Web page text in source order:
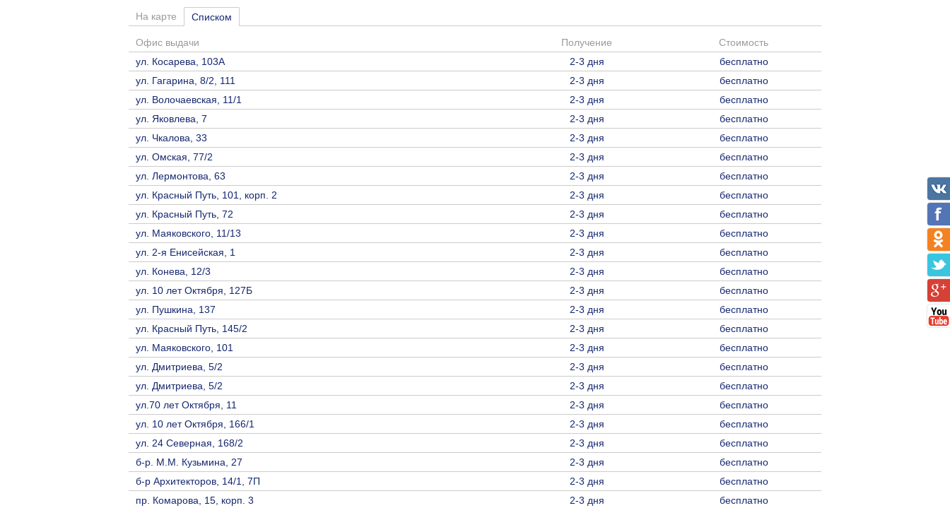
На карте Списком
Офис выдачи Получение
Стоимость
ул. Косарева, 103А
2-3 дня
бесплатно
ул. Гагарина, 8/2, 111
2-3 дня
бесплатно
ул. Волочаевская, 11/1
2-3 дня
бесплатно
ул. Яковлева, 7
2-3 дня
бесплатно
ул. Чкалова, 33
2-3 дня
бесплатно
ул. Омская, 77/2
2-3 дня
бесплатно
ул. Лермонтова, 63
2-3 дня
бесплатно
ул. Красный Путь, 101, корп. 2
2-3 дня
бесплатно
ул. Красный Путь, 72
2-3 дня
бесплатно
ул. Маяковского, 11/13
2-3 дня
бесплатно
ул. ​2-я Енисейская, 1
2-3 дня
бесплатно
ул. Конева, 12/3
2-3 дня
бесплатно
ул. 10 лет Октября, 127Б
2-3 дня
бесплатно
ул. Пушкина, 137
2-3 дня
бесплатно
ул. Красный Путь, 145/2
2-3 дня
бесплатно
ул. Маяковского, 101
2-3 дня
бесплатно
ул. Дмитриева, 5/2
2-3 дня
бесплатно
ул. Дмитриева, 5/2
2-3 дня
бесплатно
ул.70 лет Октября, 11
2-3 дня
бесплатно
ул. 10 лет Октября, 166/1
2-3 дня
бесплатно
ул. 24 Северная, 168/2
2-3 дня
бесплатно
б-р. М.М. Кузьмина, 27
2-3 дня
бесплатно
б-р Архитекторов, 14/1, 7П
2-3 дня
бесплатно
пр. Комарова, 15, корп. 3
2-3 дня
бесплатно